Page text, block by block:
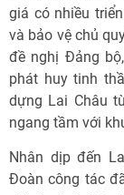
giá có nhiều
và bảo vệ chủ
đề nghị Đảng
phát huy tinh
dựng Lai Châu
ngang tầm với
Nhân dịp đến
Đoàn công tác